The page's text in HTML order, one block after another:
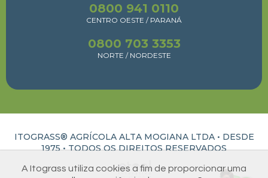
0800 941 0110
CENTRO OESTE / PARANÁ
0800 703 3353
NORTE / NORDESTE
ITOGRASS® AGRÍCOLA ALTA MOGIANA LTDA • DESDE
1975 •TODOS OS DIREITOS RESERVADOS
A Itograss utiliza cookies a fim de proporcionar uma